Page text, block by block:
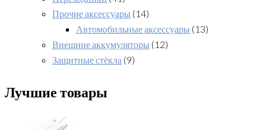
Прочие аксессуары (14)
Автомобильные аксессуары (13)
Внешние аккумуляторы (12)
Защитные стёкла (9)
Лучшие товары